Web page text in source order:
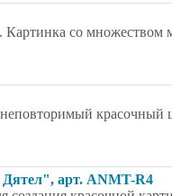
Картинка со множеством
красочный
Дятел", арт. ANMT-R4